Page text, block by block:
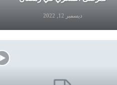
ديسمبر 12, 2022